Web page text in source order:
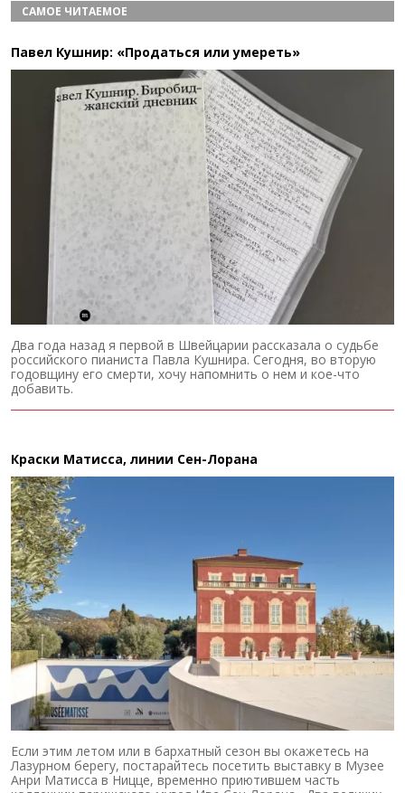
САМОЕ ЧИТАЕМОЕ
Павел Кушнир: «Продаться или умереть»
Два года назад я первой в Швейцарии рассказала о судьбе
российского пианиста Павла Кушнира. Сегодня, во вторую
годовщину его смерти, хочу напомнить о нем и кое-что
добавить.
Краски Матисса, линии Сен-Лорана
Если этим летом или в бархатный сезон вы окажетесь на
Лазурном берегу, постарайтесь посетить выставку в Музее
Анри Матисса в Ницце, временно приютившем часть